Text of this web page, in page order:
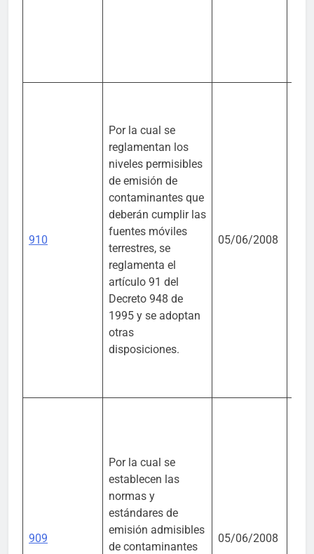
910
Por la cual se
reglamentan los
niveles permisibles
de emisión de
contaminantes que
deberán cumplir las
fuentes móviles
terrestres, se
reglamenta el
artículo 91 del
Decreto 948 de
1995 y se adoptan
otras
disposiciones.
05/06/2008
909
Por la cual se
establecen las
normas y
estándares de
emisión admisibles
de contaminantes
05/06/2008